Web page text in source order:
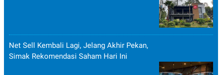
Net Sell Kembali Lagi, Jelang Akhir Pekan,
Simak Rekomendasi Saham Hari Ini